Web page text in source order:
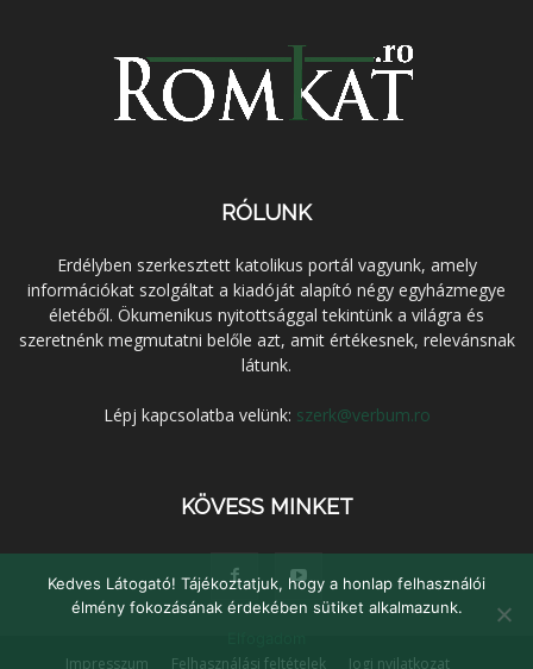
RÓLUNK
Erdélyben szerkesztett katolikus portál vagyunk, amely
információkat szolgáltat a kiadóját alapító négy egyházmegye
életéből. Ökumenikus nyitottsággal tekintünk a világra és
szeretnénk megmutatni belőle azt, amit értékesnek, relevánsnak
látunk.
Lépj kapcsolatba velünk: szerk@verbum.ro
KÖVESS MINKET
Impresszum Felhasználási feltételek Jogi nyilatkozat
Kedves Látogató! Tájékoztatjuk, hogy a honlap felhasználói
élmény fokozásának érdekében sütiket alkalmazunk.